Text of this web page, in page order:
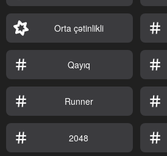
Orta çətinlikli
Qayıq
Runner
2048